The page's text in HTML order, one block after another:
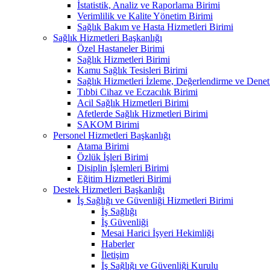
İstatistik, Analiz ve Raporlama Birimi
Verimlilik ve Kalite Yönetim Birimi
Sağlık Bakım ve Hasta Hizmetleri Birimi
Sağlık Hizmetleri Başkanlığı
Özel Hastaneler Birimi
Sağlık Hizmetleri Birimi
Kamu Sağlık Tesisleri Birimi
Sağlık Hizmetleri İzleme, Değerlendirme ve
Tıbbi Cihaz ve Eczacılık Birimi
Acil Sağlık Hizmetleri Birimi
Afetlerde Sağlık Hizmetleri Birimi
SAKOM Birimi
Personel Hizmetleri Başkanlığı
Atama Birimi
Özlük İşleri Birimi
Disiplin İşlemleri Birimi
Eğitim Hizmetleri Birimi
Destek Hizmetleri Başkanlığı
İş Sağlığı ve Güvenliği Hizmetleri Birimi
İş Sağlığı
İş Güvenliği
Mesai Harici İşyeri Hekimliği
Haberler
İletişim
İş Sağlığı ve Güvenliği Kurulu